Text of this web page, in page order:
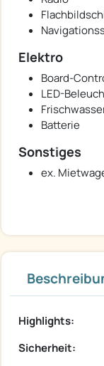
Elektro
Board-
LED-
Batterie
Sonstiges
ex.
Highlights:
Sicherheit: